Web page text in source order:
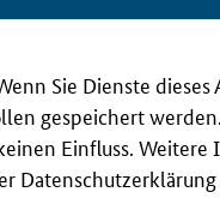
Sie Dienste
gespeichert
Einfluss.
Datenschutzerklärung